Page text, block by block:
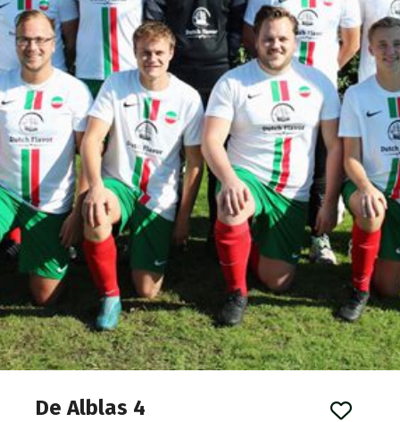
De Alblas 4